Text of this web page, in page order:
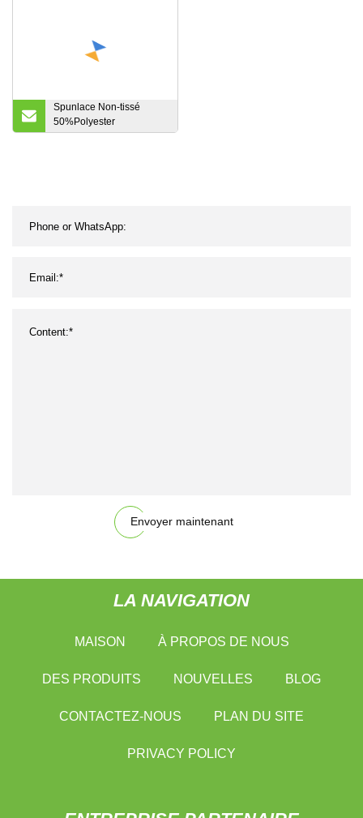
Spunlace Non-tissé
50%Polyester
50%Viscose Spunlace
Envoyer maintenant
LA NAVIGATION
MAISON À PROPOS DE NOUS
DES PRODUITS NOUVELLES BLOG
CONTACTEZ-NOUS PLAN DU SITE
PRIVACY POLICY